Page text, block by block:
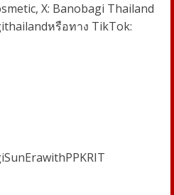
X: Banobagi Thailand
หรือทาง TikTok: